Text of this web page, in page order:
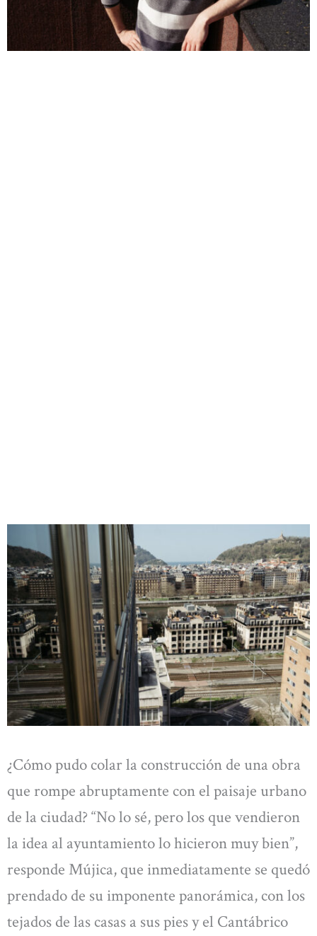
¿Cómo pudo colar la construcción de una obra
que rompe abruptamente con el paisaje urbano
de la ciudad? “No lo sé, pero los que vendieron
la idea al ayuntamiento lo hicieron muy bien”,
responde Mújica, que inmediatamente se quedó
prendado de su imponente panorámica, con los
tejados de las casas a sus pies y el Cantábrico